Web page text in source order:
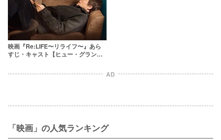
映画『Re:LIFE〜リライフ〜』あら
すじ・キャスト【ヒュー・グラント
AD
「映画」の人気ランキング